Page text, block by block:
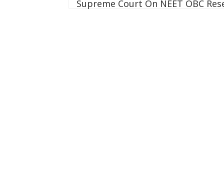
Supreme Court On NEET OBC